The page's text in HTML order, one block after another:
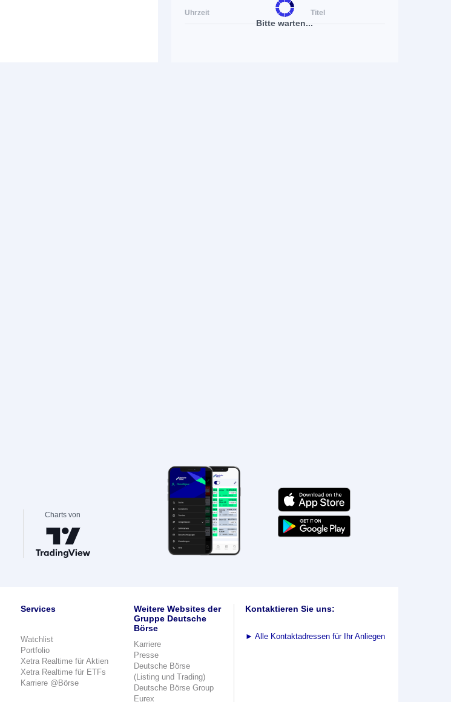
Bitte warten...
Uhrzeit Titel
Charts von
Services
Watchlist
Portfolio
Xetra Realtime für Aktien
Xetra Realtime für ETFs
Karriere @Börse
Weitere Websites der
Gruppe Deutsche
Börse
Karriere
Presse
Deutsche Börse
(Listing und Trading)
Deutsche Börse Group
Eurex
Kontaktieren Sie uns:
► Alle Kontaktadressen für Ihr Anliegen